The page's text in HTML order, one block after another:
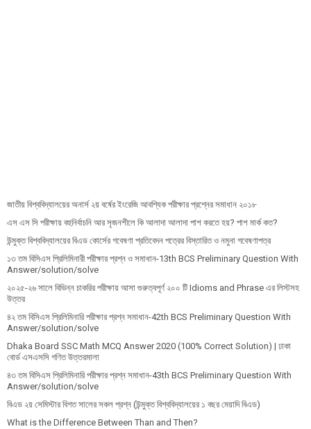
জাতীয় বিশ্ববিদ্যালয়ের অনার্স ২য় বর্ষের ইংরেজি আবশ্যিক পরীক্ষার প্রশ্নের সমাধান ২০১৮
এস এস সি পরীক্ষায় বহুনির্বাচনি আর সৃজনশীলে কি আলাদা আলাদা পাশ করতে হয়? পাশ মার্ক কত?
উন্মুক্ত বিশ্ববিদ্যালয়ের বিএড কোর্সের গবেষণা প্রতিবেদন পত্রের বিস্তারিত ও নমুনা গবেষণাপত্র
১৩ তম বিসিএস প্রি‌লি‌মিনারী পরীক্ষার প্রশ্ন ও সমাধান-13th BCS Preliminary Question With
Answer/solution/solve
২০২৫-২৬ সালে বিভিন্ন চাকরির পরীক্ষায় আসা গুরুত্বপূর্ণ ২০০ টি Idioms and Phrase এর লিস্টসহ
উত্তর
৪২ তম বিসিএস প্রিলিমিনারি পরীক্ষার প্রশ্ন সমাধান-42th BCS Preliminary Question With
Answer/solution/solve
Dhaka Board SSC Math MCQ Answer 2020 (100% Correct Solution) | ঢাকা
বোর্ড এসএসসি গণিত উত্তরমালা
৪৩ তম বিসিএস প্রিলিমিনারি পরীক্ষার প্রশ্ন সমাধান-43th BCS Preliminary Question With
Answer/solution/solve
বিএড ২য় সেমিস্টার বিগত সালের সকল প্রশ্ন (উন্মুক্ত বিশ্ববিদ্যালয়ের ১ বছর মেয়াদি বিএড)
What is the Difference Between Than and Then?